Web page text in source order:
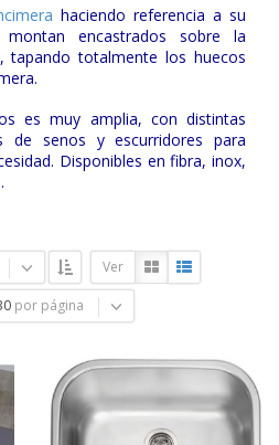
haciendo referencia a su
encastrados sobre la
tapando totalmente los huecos
es muy amplia, con distintas
de senos y escurridores para
Disponibles en fibra, inox,
Ver
por página